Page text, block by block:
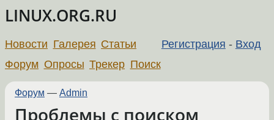
LINUX.ORG.RU
Регистрация - Вход
Новости Галерея Статьи
Форум Опросы Трекер Поиск
Форум — Admin
Проблемы с поиском